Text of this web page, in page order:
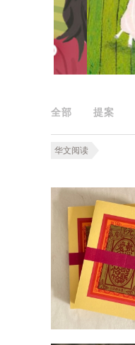
全部 提案
华文阅读